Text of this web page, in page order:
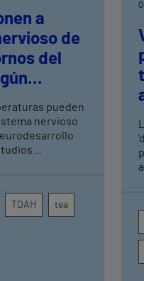
a
de
del
pueden
nervioso
y la
TDAH tea